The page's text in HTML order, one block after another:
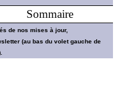
Sommaire
de nos mises à jour,
(au bas du volet gauche de